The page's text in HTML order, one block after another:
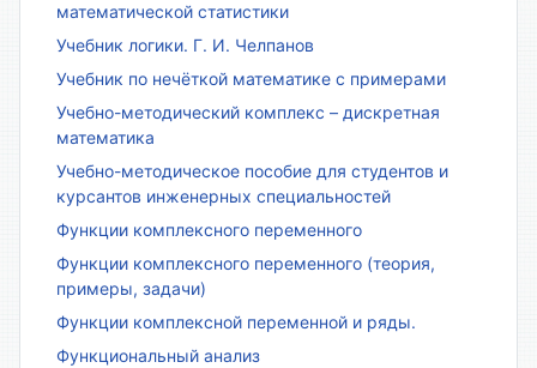
математической статистики
Учебник логики. Г. И. Челпанов
Учебник по нечёткой математике с примерами
Учебно-методический комплекс – дискретная
математика
Учебно-методическое пособие для студентов и
курсантов инженерных специальностей
Функции комплексного переменного
Функции комплексного переменного (теория,
примеры, задачи)
Функции комплексной переменной и ряды.
Функциональный анализ